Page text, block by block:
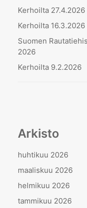
Kerhoilta 27.4.2026
Kerhoilta 16.3.2026
Suomen
2026
Kerhoilta 9.2.2026
Arkisto
huhtikuu 2026
maaliskuu 2026
helmikuu 2026
tammikuu 2026